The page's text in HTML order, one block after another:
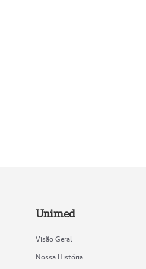
Unimed
Visão Geral
Nossa História